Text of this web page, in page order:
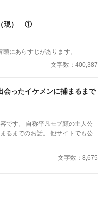
現） ①
頭にあらすじがあります。
文字数：400,387
会ったイケメンに捕まるまで
です。 自称平凡モブ顔の主人公
お話。 他サイトでも公
文字数：8,675